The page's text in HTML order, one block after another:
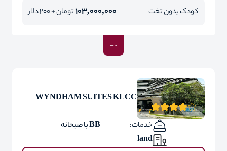
کودک بدون تخت 103,000,000تومان + 200 دلار
WYNDHAM SUITES KLCC
خدمات:
BB با صبحانه
land